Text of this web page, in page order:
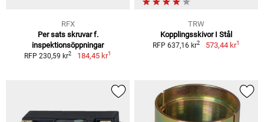
RFX
Per sats skruvar f.
inspektionsöppningar
RFP 230,59 kr2 184,45 kr1
TRW
Kopplingsskivor I Stål
RFP 637,16 kr2 573,44 kr1